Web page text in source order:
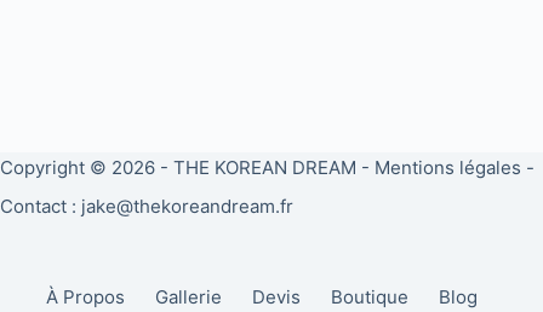
Copyright © 2026 - THE KOREAN DREAM - Mentions légales -
Contact : jake@thekoreandream.fr
À Propos Gallerie Devis Boutique Blog